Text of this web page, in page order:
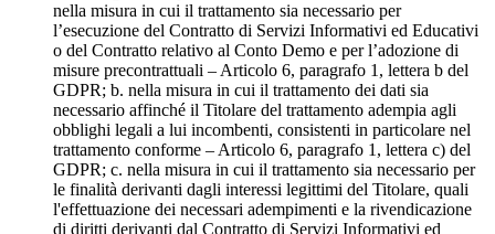
nella misura in cui il trattamento sia necessario per
l’esecuzione del Contratto di Servizi Informativi ed Educativi
o del Contratto relativo al Conto Demo e per l’adozione di
misure precontrattuali – Articolo 6, paragrafo 1, lettera b del
GDPR; b. nella misura in cui il trattamento dei dati sia
necessario affinché il Titolare del trattamento adempia agli
obblighi legali a lui incombenti, consistenti in particolare nel
trattamento conforme – Articolo 6, paragrafo 1, lettera c) del
GDPR; c. nella misura in cui il trattamento sia necessario per
le finalità derivanti dagli interessi legittimi del Titolare, quali
l'effettuazione dei necessari adempimenti e la rivendicazione
di diritti derivanti dal Contratto di Servizi Informativi ed